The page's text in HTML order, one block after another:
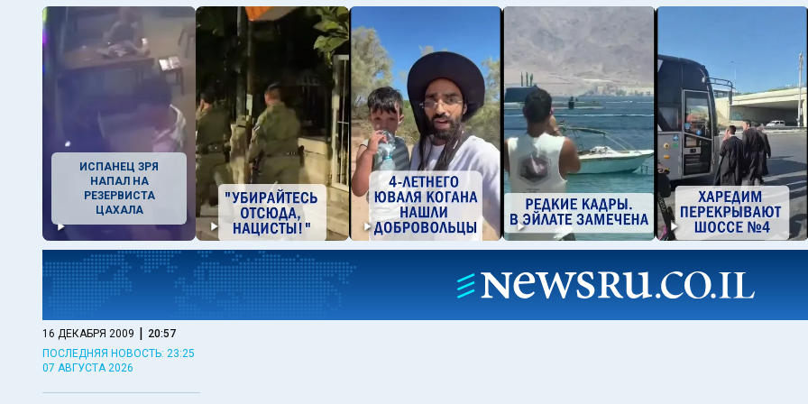
ИСПАНЕЦ ЗРЯ
НАПАЛ НА
РЕЗЕРВИСТА
ЦАХАЛА
16 ДЕКАБРЯ 2009 | 20:57
ПОСЛЕДНЯЯ НОВОСТЬ: 23:25
07 АВГУСТА 2026